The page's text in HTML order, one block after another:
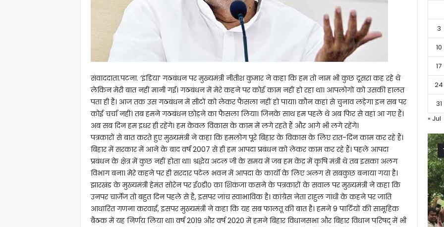
संवाददाता.पटना. ‘इंडिया’ गठबंधन पर मुख्यमंत्री नीतीश कुमार ने कहा कि हम तो नाम भी कुछ दूसरा कह रहे थे
लेकिन मेरी बात नहीं मानी गई। गठबंधन में मेरे कहने पर कोई काम नहीं हो रहा था। आपलोगों को उसकी हालत
पता ही है। आज तक उस गठबंधन में सीटों को लेकर फैसला नहीं हो पाया। कौन कहां से चुनाव लड़ेगा इन सब पर
कोई चर्चा नहीं। तब हमने गठबंधन छोड़ने का फैसला लिया। जिनके साथ हम पहले थे अब फिर से वहां आ गए हैं।
अब सब दिन हम इधर ही रहेंगे। हम केवल विकास के काम में लगे रहते हैं और आगे भी लगे रहेंगे।
पत्रकारों से बात करते हुए मुख्यमंत्री ने कहा कि हमलोग पूरे बिहार के विकास के लिए रात-दिन काम कर रहे हैं।
बिहार में सरकार में आने के बाद वर्ष 2007 से ही हम आपदा प्रबंधन को लेकर काम कर रहे हैं। पहले आपदा
प्रबंधन के क्षेत्र में कुछ नहीं होता था। श्रद्धेय अटल जी के समय में जब हम केंद्र में कृषि मंत्री थे तब इसका अलग
विभाग बना। मेरे कहने पर ही सरदार पटेल भवन में आपदा के कार्यों के लिए अलग से सबकुछ बनाया गया है।
झारखंड के मुख्यमंत्री हेमंत सोरेन पर ई०डी० का शिकंजा कसने के पत्रकारों के सवाल पर मुख्यमंत्री ने कहा कि
उनपर चार्जेज तो बहुत दिन पहले से है, इसपर जांच स्वाभाविक है। कांग्रेस नेता राहुल गांधी के कहने पर जाति
आधारित गणना करवाई, इसपर मुख्यमंत्री ने कहा कि यह सब फालतू की बात है। हमने 9 पार्टियों की सामूहिक
बैठक में यह निर्णय लिया था। वर्ष 2019 और वर्ष 2020 में हमने बिहार विधानसभा और बिहार विधान परिषद् में भी
3
10
17
24
31
« Jul